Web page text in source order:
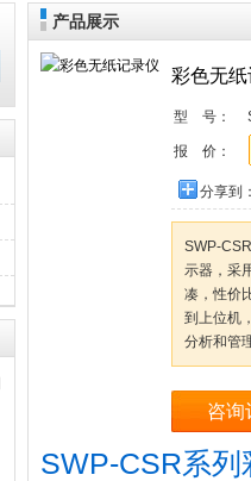
产品展示
彩色无
型 号：
报 价：
分享到
SWP-
示器，采
凑，性价
到上位机
分析和管
咨询
SWP-CSR系